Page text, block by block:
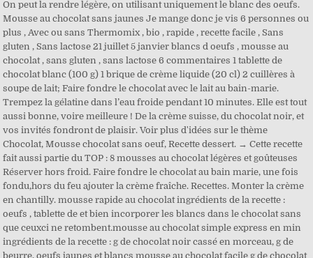
On peut la rendre légère, on utilisant uniquement le blanc des oeufs.
Mousse au chocolat sans jaunes Je mange donc je vis 6 personnes ou
plus , Avec ou sans Thermomix , bio , rapide , recette facile , Sans
gluten , Sans lactose 21 juillet 5 janvier blancs d oeufs , mousse au
chocolat , sans gluten , sans lactose 6 commentaires 1 tablette de
chocolat blanc (100 g) 1 brique de crème liquide (20 cl) 2 cuillères à
soupe de lait; Faire fondre le chocolat avec le lait au bain-marie.
Trempez la gélatine dans l’eau froide pendant 10 minutes. Elle est tout
aussi bonne, voire meilleure ! De la crème suisse, du chocolat noir, et
vos invités fondront de plaisir. Voir plus d'idées sur le thème
Chocolat, Mousse chocolat sans oeuf, Recette dessert. → Cette recette
fait aussi partie du TOP : 8 mousses au chocolat légères et goûteuses
Réserver hors froid. Faire fondre le chocolat au bain marie, une fois
fondu,hors du feu ajouter la crème fraîche. Recettes. Monter la crème
en chantilly. mousse rapide au chocolat ingrédients de la recette :
oeufs , tablette de et bien incorporer les blancs dans le chocolat sans
que ceuxci ne retombent.mousse au chocolat simple express en min
ingrédients de la recette : g de chocolat noir cassé en morceau, g de
beurre, oeufs jaunes et blancs mousse au chocolat facile g de chocolat